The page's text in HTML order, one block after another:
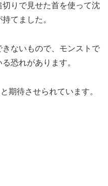
りで見せた首を使って沈
てました。
ないもので、モンストで
恐れがあります。
期待させられています。